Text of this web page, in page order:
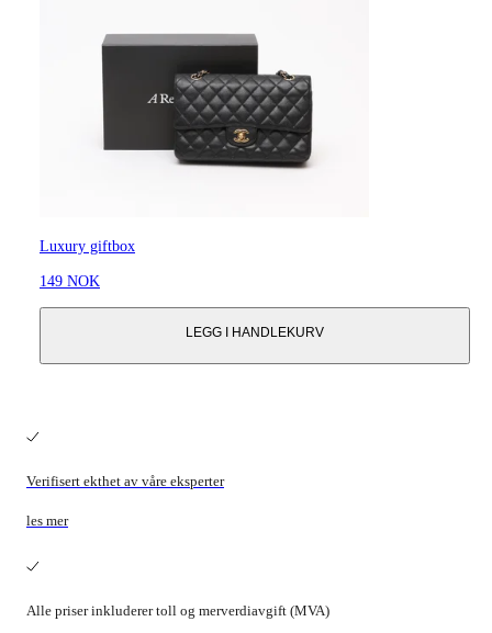
Luxury giftbox
149 NOK
LEGG I HANDLEKURV
Verifisert ekthet av våre eksperter
les mer
Alle priser inkluderer toll og merverdiavgift (MVA)